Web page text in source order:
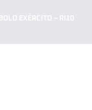
EXÉRCITO – RI10